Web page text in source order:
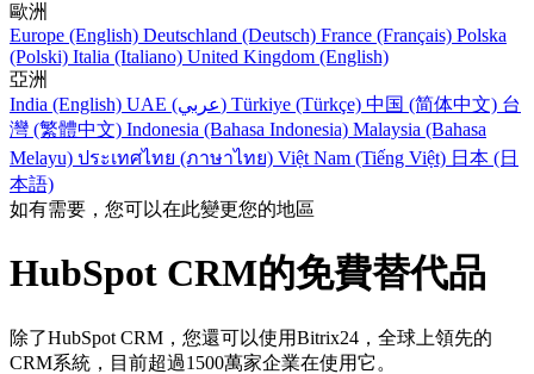
歐洲
Europe (English) Deutschland (Deutsch) France (Français) Polska
(Polski) Italia (Italiano) United Kingdom (English)
亞洲
India (English)
UAE (عربي) Türkiye (Türkçe) 中国 (简体中文) 台
灣 (繁體中文) Indonesia (Bahasa Indonesia) Malaysia (Bahasa
Melayu) ประเทศไทย (ภาษาไทย) Việt Nam (Tiếng Việt) 日本 (日
本語)
如有需要，您可以在此變更您的地區
HubSpot CRM的免費替代品
除了HubSpot CRM，您還可以使用Bitrix24，全球上領先的
CRM系統，目前超過1500萬家企業在使用它。